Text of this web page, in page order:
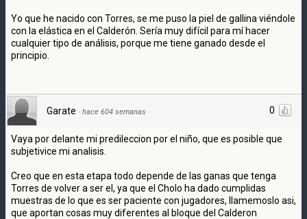
Yo que he nacido con Torres, se me puso la piel de gallina viéndole
con la elástica en el Calderón. Sería muy difícil para mí hacer
cualquier tipo de análisis, porque me tiene ganado desde el
principio.
0
Garate · hace 604 semanas
Vaya por delante mi predileccion por el niño, que es posible que
subjetivice mi analisis.
Creo que en esta etapa todo depende de las ganas que tenga
Torres de volver a ser el, ya que el Cholo ha dado cumplidas
muestras de lo que es ser paciente con jugadores, llamemoslo asi,
que aportan cosas muy diferentes al bloque del Calderon